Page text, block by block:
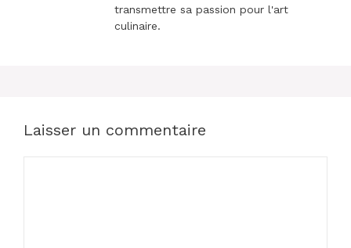
transmettre sa passion pour l'art
culinaire.
Laisser un commentaire